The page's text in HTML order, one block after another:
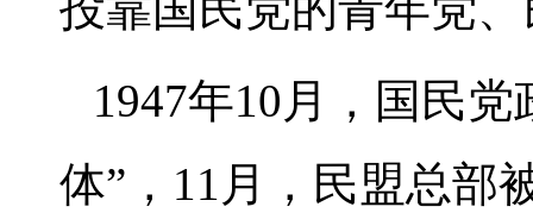
1947年10月，国民
体”，11月，民盟总部